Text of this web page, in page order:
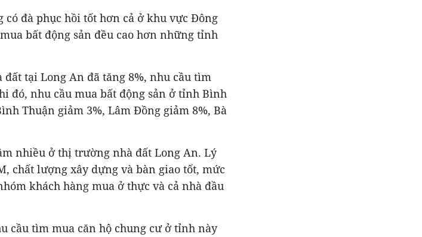
đà phục hồi tốt hơn cả ở khu vực Đông
bất động sản đều cao hơn những tỉnh
tại Long An đã tăng 8%, nhu cầu tìm
đó, nhu cầu mua bất động sản ở tỉnh Bình
Thuận giảm 3%, Lâm Đồng giảm 8%, Bà
nhiều ở thị trường nhà đất Long An. Lý
chất lượng xây dựng và bàn giao tốt, mức
khách hàng mua ở thực và cả nhà đầu
cầu tìm mua căn hộ chung cư ở tỉnh này